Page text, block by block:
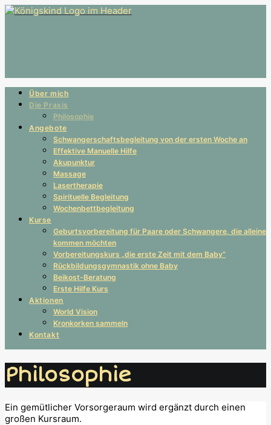
Über mich
Die Praxis
Philosophie
Angebote
Schwangerschaftsbegleitung von der ersten Woche an
Effektive Manuelle Hilfe
Akupunktur
Massage
Lasertherapie
Spirituelle Begleitung
Wochenbettbegleitung
Kurse
Geburtsvorbereitung für Paare oder Schwangere, die alleine
kommen möchten
Vorbereitungskurs „die erste Zeit mit dem Baby“
Rückbildungsgymnastik ohne Baby
Beikost-Beratung
Erste Hilfe Kurs
Aktionen
World Vision
Kronkorken sammeln
Kontakt
Philosophie
Ein gemütlicher Vorsorgeraum wird ergänzt durch einen
großen Kursraum.